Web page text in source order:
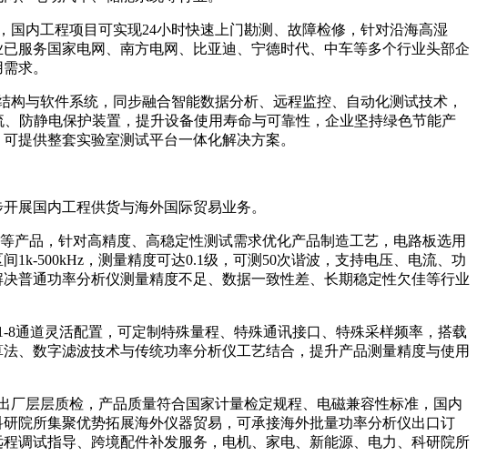
内工程项目可实现24小时快速上门勘测、故障检修，针对沿海高湿
服务国家电网、南方电网、比亚迪、宁德时代、中车等多个行业头部企
求。
与软件系统，同步融合智能数据分析、远程监控、自动化测试技术，
防静电保护装置，提升设备使用寿命与可靠性，企业坚持绿色节能产
提供整套实验室测试平台一体化解决方案。
国内工程供货与海外国际贸易业务。
品，针对高精度、高稳定性测试需求优化产品制造工艺，电路板选用
500kHz，测量精度可达0.1级，可测50次谐波，支持电压、电流、功
普通功率分析仪测量精度不足、数据一致性差、长期稳定性欠佳等行业
道灵活配置，可定制特殊量程、特殊通讯接口、特殊采样频率，搭载
、数字滤波技术与传统功率分析仪工艺结合，提升产品测量精度与使用
层层质检，产品质量符合国家计量检定规程、电磁兼容性标准，国内
院所集聚优势拓展海外仪器贸易，可承接海外批量功率分析仪出口订
调试指导、跨境配件补发服务，电机、家电、新能源、电力、科研院所